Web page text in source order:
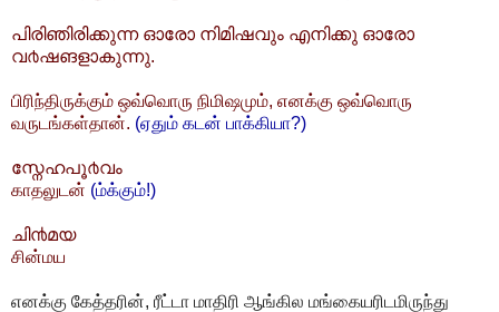
പിരിഞിരിക്കുന്ന‌ ഓരോ നിമിഷവും എനിക്കു ഓരോ
വ൪ഷങളാകുന്നു.
பிரிந்திருக்கும் ஒவ்வொரு நிமிஷமும், எனக்கு ஒவ்வொரு
வருடங்கள்தான். (ஏதும் கடன் பாக்கியா?)
സ്നേഹപൂ൪വം
காதலுடன் (ம்க்கும்!)
ചി൯മ‌യ
சின்மய
எனக்கு கேத்தரின், ரீட்டா மாதிரி ஆங்கில மங்கையரிடமிருந்து